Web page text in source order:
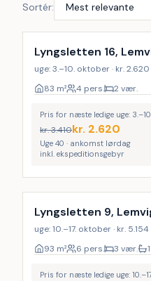
Sortér:
Lyngsletten 16,
uge: 3.–10. oktober · kr.
83 m² 4 pers. 2 vær.
Pris for næste ledige uge:
kr.3.410kr. 2.620
Uge 40 · ankomst lørdag
inkl. ekspeditionsgebyr
Lyngsletten 9,
uge: 10.–17. oktober · kr.
93 m² 6 pers. 3 vær.
Pris for næste ledige uge: